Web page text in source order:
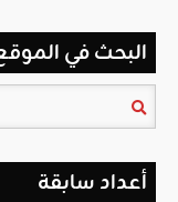
البحث في
أعداد سابقة